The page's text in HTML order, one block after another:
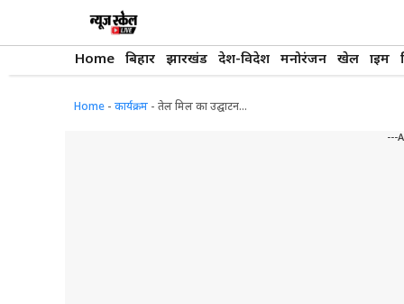
Home बिहार झारखंड देश-विदेश मनोरंजन खेल क्राइम
Home - कार्यक्रम - तेल मिल का उद्घाटन…
---